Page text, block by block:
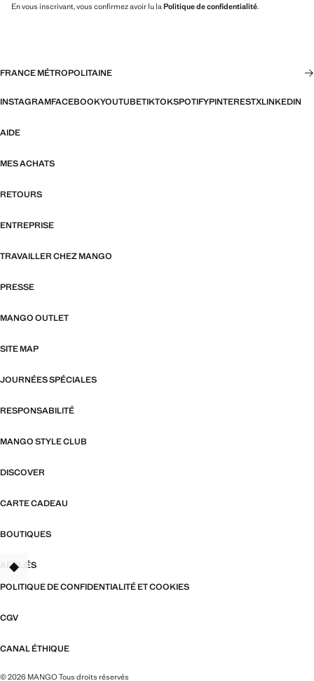
En vous inscrivant, vous confirmez avoir lu laPolitique de confidentialité.
FRANCE MÉTROPOLITAINE
INSTAGRAMFACEBOOKYOUTUBETIKTOKSPOTIFYPINTERESTXLINKEDIN
AIDE
MES ACHATS
RETOURS
ENTREPRISE
TRAVAILLER CHEZ MANGO
PRESSE
MANGO OUTLET
SITE MAP
JOURNÉES SPÉCIALES
RESPONSABILITÉ
MANGO STYLE CLUB
DISCOVER
CARTE CADEAU
BOUTIQUES
AFFILIÉS
POLITIQUE DE CONFIDENTIALITÉ ET COOKIES
CGV
CANAL ÉTHIQUE
© 2026 MANGO Tous droits réservés